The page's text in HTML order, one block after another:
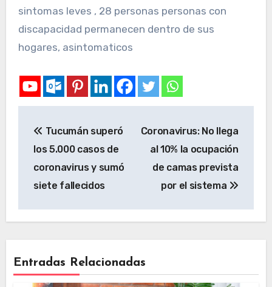
sintomas leves , 28 personas personas con
discapacidad permanecen dentro de sus
hogares, asintomaticos
Tucumán superó
los 5.000 casos de
coronavirus y sumó
siete fallecidos
Coronavirus: No llega
al 10% la ocupación
de camas prevista
por el sistema
Entradas Relacionadas